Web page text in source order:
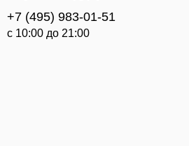
+7 (495) 983-01-51
c 10:00 до 21:00